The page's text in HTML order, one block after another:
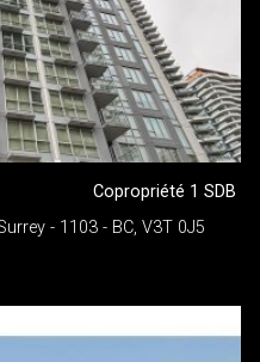
Copropriété 1 SDB
- 1103 - BC, V3T 0J5